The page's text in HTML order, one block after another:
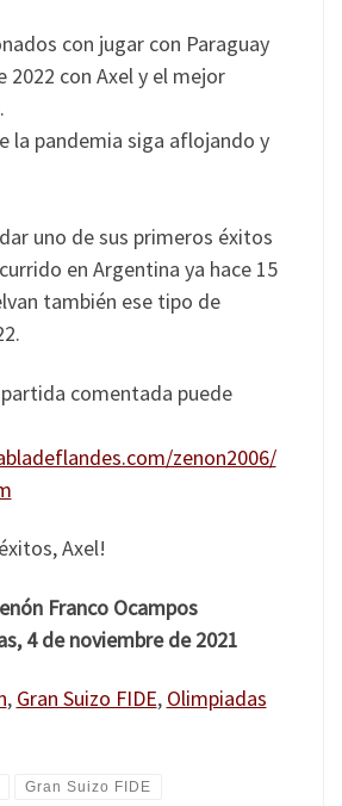
con jugar con Paraguay
2022 con Axel y el mejor
la pandemia siga aflojando y
uno de sus primeros éxitos
en Argentina ya hace 15
también ese tipo de
comentada puede
zenon2006/
Axel!
Franco Ocampos
4 de noviembre de 2021
, Gran Suizo FIDE, Olimpiadas
Gran Suizo FIDE